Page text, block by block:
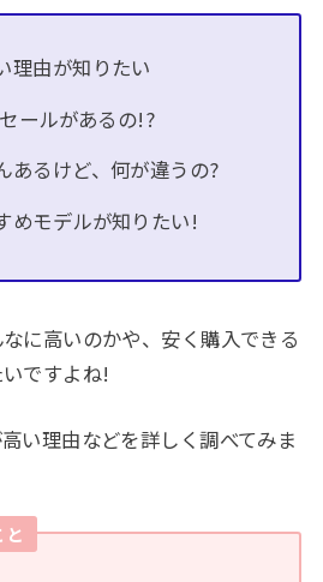
理由が知りたい
ールがあるの!?
あるけど、何が違うの?
めモデルが知りたい!
に高いのかや、安く購入できる
ですよね!
い理由などを詳しく調べてみま